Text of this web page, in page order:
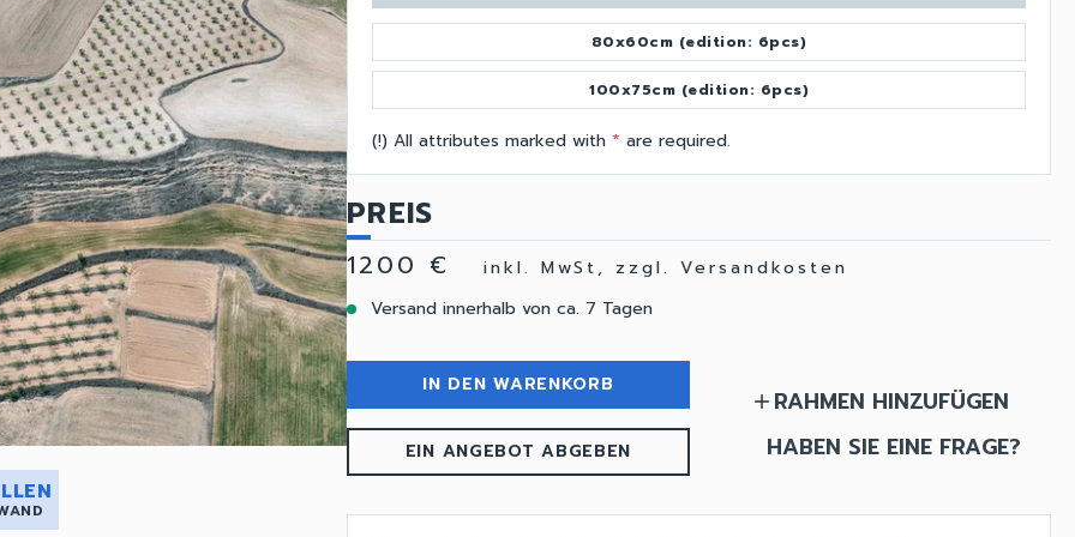
80x60cm (edition: 6pcs)
100x75cm (edition: 6pcs)
(!) All attributes marked with * are required.
PREIS
1200 €
inkl. MwSt, zzgl. Versandkosten
Versand innerhalb von ca. 7 Tagen
IN DEN WARENKORB
EIN ANGEBOT ABGEBEN
add RAHMEN HINZUFÜGEN
HABEN SIE EINE FRAGE?